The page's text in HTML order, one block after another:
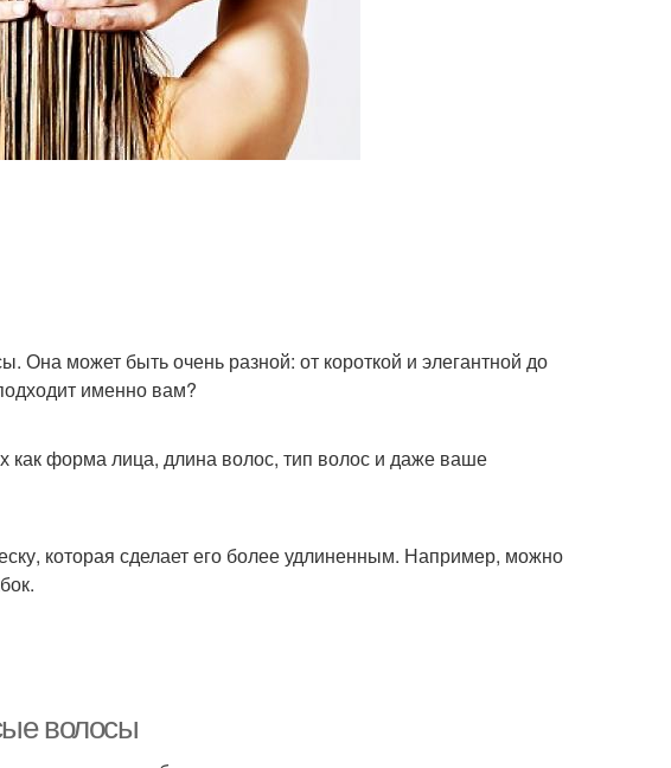
Она может быть очень разной: от короткой и элегантной до
именно вам?
как форма лица, длина волос, тип волос и даже ваше
которая сделает его более удлиненным. Например, можно
волосы